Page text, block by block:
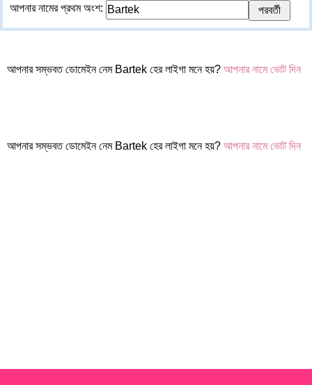
আপনার নামের প্রথম অংশ:
আপনার সম্ভবত ডোমেইন নেম Bartek হের লাইগা মনে হয়? আপনার নামে ভোট দিন
আপনার সম্ভবত ডোমেইন নেম Bartek হের লাইগা মনে হয়? আপনার নামে ভোট দিন